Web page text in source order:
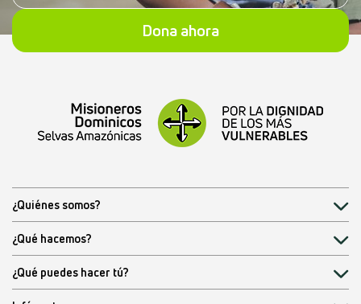
Dona ahora
¿Quiénes somos?
¿Qué hacemos?
¿Qué puedes hacer tú?